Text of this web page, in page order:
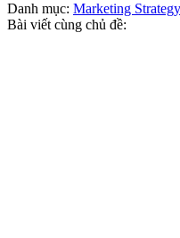
Danh mục: Marketing Strategy
Bài viết cùng chủ đề: